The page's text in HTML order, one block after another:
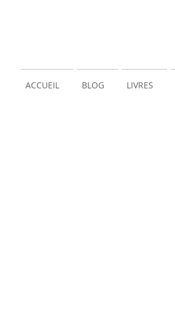
ACCUEIL BLOG LIVRES